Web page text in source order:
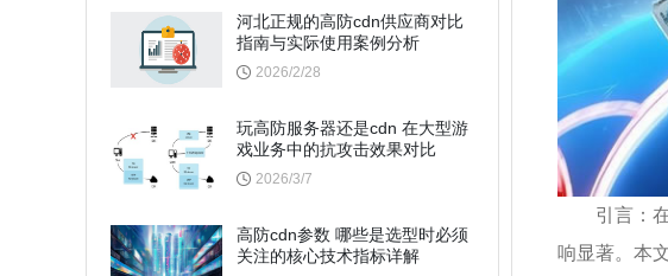
河北正规的高防cdn供应商对比
指南与实际使用案例分析
2026/2/28
玩高防服务器还是cdn 在大型游
戏业务中的抗攻击效果对比
2026/3/7
高防cdn参数 哪些是选型时必须
关注的核心技术指标详解
引言：
响显著。本